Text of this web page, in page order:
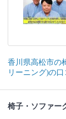
香川県高松市の
リーニング)の
椅子・ソファー